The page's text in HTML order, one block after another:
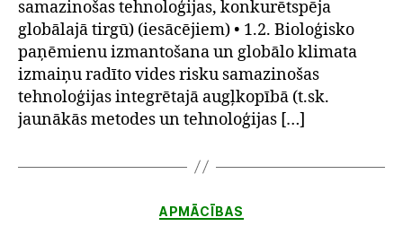
samazinošas tehnoloģijas, konkurētspēja
globālajā tirgū) (iesācējiem) • 1.2. Bioloģisko
paņēmienu izmantošana un globālo klimata
izmaiņu radīto vides risku samazinošas
tehnoloģijas integrētajā augļkopībā (t.sk.
jaunākās metodes un tehnoloģijas […]
Kategorijas
APMĀCĪBAS